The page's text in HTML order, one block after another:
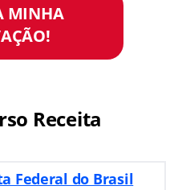
MINHA
Receita
Federal do Brasil